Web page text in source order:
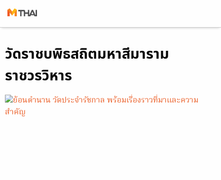
toวัดราชบพิธสถิตมหาสีมาราม
ราชวรวิหาร